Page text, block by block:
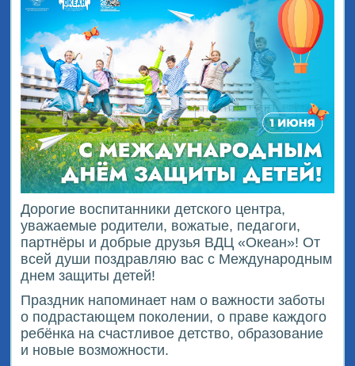
Дорогие воспитанники детского центра,
уважаемые родители, вожатые, педагоги,
партнёры и добрые друзья ВДЦ «Океан»! От
всей души поздравляю вас с Международным
днем защиты детей!
Праздник напоминает нам о важности заботы
о подрастающем поколении, о праве каждого
ребёнка на счастливое детство, образование
и новые возможности.